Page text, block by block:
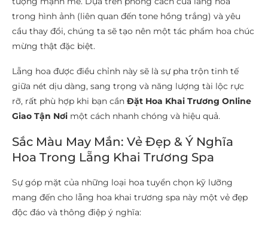
trong hình ảnh (liên quan đến tone hồng trắng) và yêu
cầu thay đổi, chúng ta sẽ tạo nên một tác phẩm hoa chúc
mừng thật đặc biệt.
Lẵng hoa được điều chỉnh này sẽ là sự pha trộn tinh tế
giữa nét dịu dàng, sang trọng và năng lượng tài lộc rực
rỡ, rất phù hợp khi bạn cần Đặt Hoa Khai Trương Online
Giao Tận Nơi một cách nhanh chóng và hiệu quả.
Sắc Màu May Mắn: Vẻ Đẹp & Ý Nghĩa
Hoa Trong Lẵng Khai Trương Spa
Sự góp mặt của những loại hoa tuyển chọn kỹ lưỡng
mang đến cho lẵng hoa khai trương spa này một vẻ đẹp
độc đáo và thông điệp ý nghĩa: